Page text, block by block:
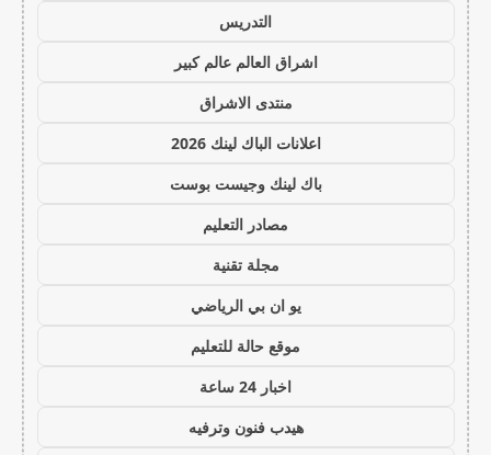
التدريس
اشراق العالم عالم كبير
منتدى الاشراق
اعلانات الباك لينك 2026
باك لينك وجيست بوست
مصادر التعليم
مجلة تقنية
يو ان بي الرياضي
موقع حالة للتعليم
اخبار 24 ساعة
هيدب فنون وترفيه